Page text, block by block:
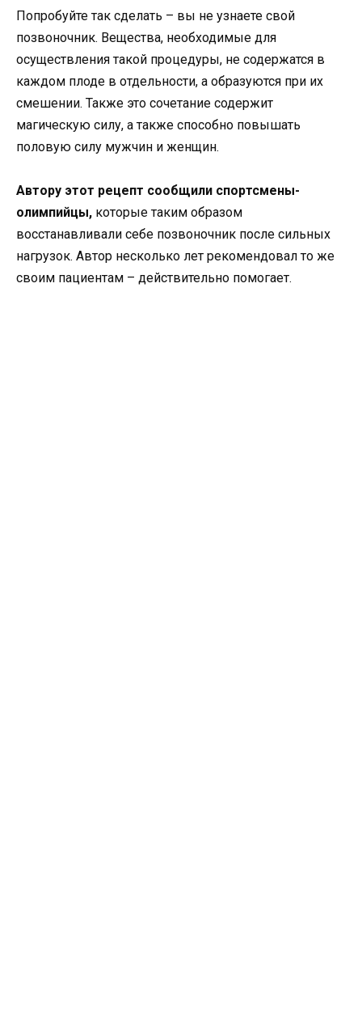
Попробуйте так сделать – вы не узнаете свой
позвоночник. Вещества, необходимые для
осуществления такой процедуры, не содержатся в
каждом плоде в отдельности, а образуются при их
смешении. Также это сочетание содержит
магическую силу, а также способно повышать
половую силу мужчин и женщин.
Автору этот рецепт сообщили спортсмены-
олимпийцы, которые таким образом
восстанавливали себе позвоночник после сильных
нагрузок. Автор несколько лет рекомендовал то же
своим пациентам – действительно помогает.